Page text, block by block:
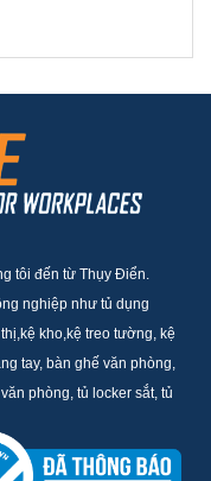
tôi đến từ Thụy Điển.
nghiệp như tủ dụng
kho,kệ treo tường, kệ
tay, bàn ghế văn phòng,
phòng, tủ locker sắt, tủ